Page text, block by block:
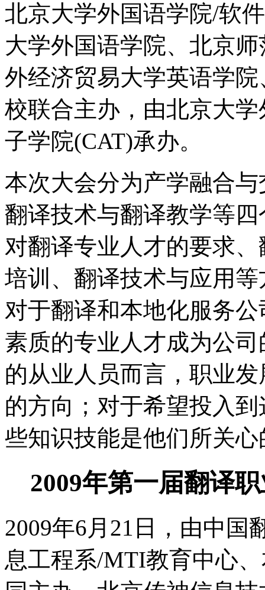
北京大学外国语学院/软
大学外国语学院、北京
外经济贸易大学英语学
校联合主办，由北京大
子学院(CAT)承办。
本次大会分为产学融合
翻译技术与翻译教学等
对翻译专业人才的要求
培训、翻译技术与应用
对于翻译和本地化服务
素质的专业人才成为公
的从业人员而言，职业
的方向；对于希望投入
些知识技能是他们所关
2009年第一届翻译
2009年6月21日，由中国
息工程系/MTI教育中心